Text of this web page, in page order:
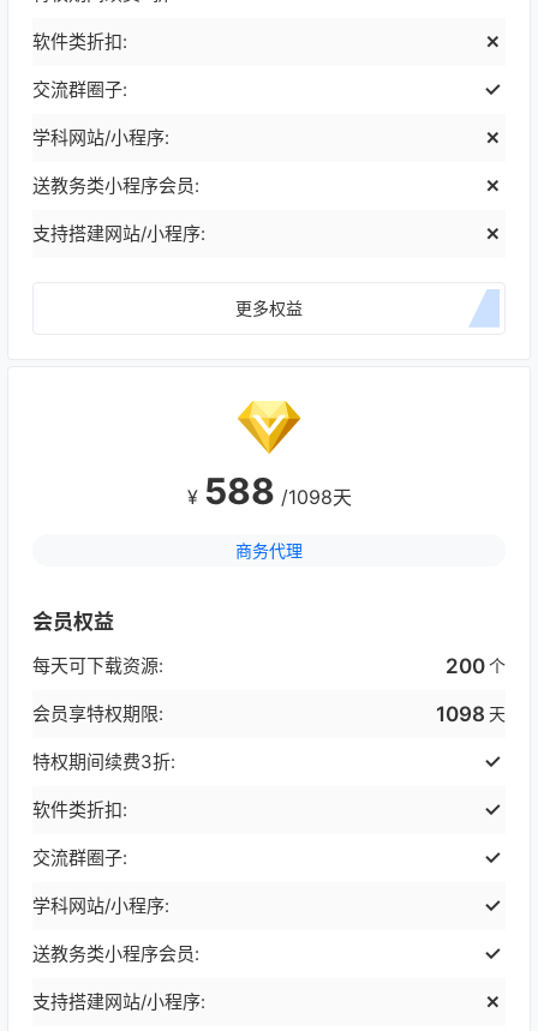
软件类折扣:
交流群圈子:
学科网站/小程序:
送教务类小程序会员:
支持搭建网站/小程序:
更多权益
¥ 588 /1098天
商务代理
会员权益
每天可下载资源: 200个
会员享特权期限: 1098 天
特权期间续费3折:
软件类折扣:
交流群圈子:
学科网站/小程序:
送教务类小程序会员:
支持搭建网站/小程序: